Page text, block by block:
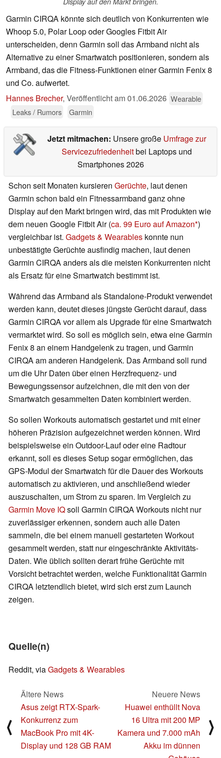
Garmin CIRQA könnte sich deutlich von Konkurrenten wie
Whoop 5.0, Polar Loop oder Googles Fitbit Air
unterscheiden, denn Garmin soll das Armband nicht als
Alternative zu einer Smartwatch positionieren, sondern als
Armband, das die Fitness-Funktionen einer Garmin Fenix 8
und Co. aufwertet.
Hannes Brecher, Veröffentlicht am01.06.2026 Wearable
Leaks / Rumors
Garmin
Jetzt mitmachen: Unsere große Umfrage zur
Servicezufriedenheitbei Laptops und
Smartphones 2026
Schon seit Monaten kursieren Gerüchte, laut denen
Garmin schon bald ein Fitnessarmband ganz ohne
Display auf den Markt bringen wird, das mit Produkten wie
dem neuen Google Fitbit Air (ca. 99 Euro auf Amazon )
vergleichbar ist. Gadgets & Wearables konnte nun
unbestätigte Gerüchte ausfindig machen, laut denen
Garmin CIRQA anders als die meisten Konkurrenten nicht
als Ersatz für eine Smartwatch bestimmt ist.
Während das Armband als Standalone-Produkt verwendet
werden kann, deutet dieses jüngste Gerücht darauf, dass
Garmin CIRQA vor allem als Upgrade für eine Smartwatch
vermarktet wird. So soll es möglich sein, etwa eine Garmin
Fenix 8 an einem Handgelenk zu tragen, und Garmin
CIRQA am anderen Handgelenk. Das Armband soll rund
um die Uhr Daten über einen Herzfrequenz- und
Bewegungssensor aufzeichnen, die mit den von der
Smartwatch gesammelten Daten kombiniert werden.
So sollen Workouts automatisch gestartet und mit einer
höheren Präzision aufgezeichnet werden können. Wird
beispielsweise ein Outdoor-Lauf oder eine Radtour
erkannt, soll es dieses Setup sogar ermöglichen, das
GPS-Modul der Smartwatch für die Dauer des Workouts
automatisch zu aktivieren, und anschließend wieder
auszuschalten, um Strom zu sparen. Im Vergleich zu
Garmin Move IQsoll Garmin CIRQA Workouts nicht nur
zuverlässiger erkennen, sondern auch alle Daten
sammeln, die bei einem manuell gestarteten Workout
gesammelt werden, statt nur eingeschränkte Aktivitäts-
Daten. Wie üblich sollten derart frühe Gerüchte mit
Vorsicht betrachtet werden, welche Funktionalität Garmin
CIRQA letztendlich bietet, wird sich erst zum Launch
zeigen.
Quelle(n)
Reddit, viaGadgets & Wearables
⟨
Ältere News
Asus zeigt RTX-Spark-
Konkurrenz zum
MacBook Pro mit 4K-
Display und 128 GB RAM
Neuere News
Huawei enthüllt Nova
16 Ultra mit 200 MP
Kamera und 7.000 mAh
Akku im dünnen
⟩